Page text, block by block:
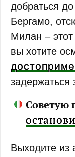
добраться
Бергамо,
Милан –
вы хотите
задержаться
Советую
Выходите из